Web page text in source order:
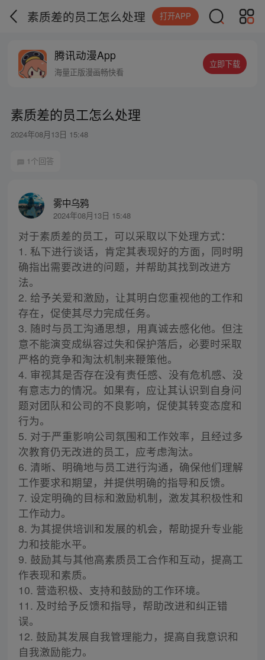
素质差的员工怎么处理 打开APP
腾讯动漫App
海量正版漫画畅快看
立即下载
素质差的员工怎么处理
2024年08月13日 15:48
1个回答
雾中乌鸦
2024年08月13日 15:48
对于素质差的员工，可以采取以下处理方式：
1. 私下进行谈话，肯定其表现好的方面，同时明
确指出需要改进的问题，并帮助其找到改进方
法。
2. 给予关爱和激励，让其明白您重视他的工作和
存在，促使其尽力完成任务。
3. 随时与员工沟通思想，用真诚去感化他。但注
意不能演变成纵容过失和保护落后，必要时采取
严格的竞争和淘汰机制来鞭策他。
4. 审视其是否存在没有责任感、没有危机感、没
有意志力的情况。如果有，应让其认识到自身问
题对团队和公司的不良影响，促使其转变态度和
行为。
5. 对于严重影响公司氛围和工作效率，且经过多
次教育仍无改进的员工，应考虑淘汰。
6. 清晰、明确地与员工进行沟通，确保他们理解
工作要求和期望，并提供明确的指导和反馈。
7. 设定明确的目标和激励机制，激发其积极性和
工作动力。
8. 为其提供培训和发展的机会，帮助提升专业能
力和技能水平。
9. 鼓励其与其他高素质员工合作和互动，提高工
作表现和素质。
10. 营造积极、支持和鼓励的工作环境。
11. 及时给予反馈和指导，帮助改进和纠正错
误。
12. 鼓励其发展自我管理能力，提高自我意识和
自我激励能力。